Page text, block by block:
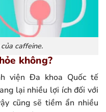
caffeine.
không?
viện Đa khoa Quốc tế
lại nhiều lợi ích đối với
cũng sẽ tiềm ẩn nhiều